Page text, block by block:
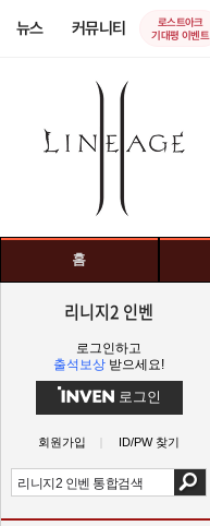
뉴스 커뮤니티
로스트아크
기대평 이벤트
홈
리니지2 인벤
로그인하고
출석보상 받으세요!
로그인
회원가입 ID/PW 찾기